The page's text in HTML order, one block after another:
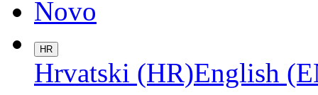
Novo
HR
Hrvatski (HR)English